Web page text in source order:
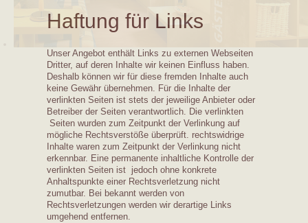
Haftung für Links
Unser Angebot enthält Links zu externen Webseiten
Dritter, auf deren Inhalte wir keinen Einfluss haben.
Deshalb können wir für diese fremden Inhalte auch
keine Gewähr übernehmen. Für die Inhalte der
verlinkten Seiten ist stets der jeweilige Anbieter oder
Betreiber der Seiten verantwortlich. Die verlinkten
Seiten wurden zum Zeitpunkt der Verlinkung auf
mögliche Rechtsverstöße überprüft. rechtswidrige
Inhalte waren zum Zeitpunkt der Verlinkung nicht
erkennbar. Eine permanente inhaltliche Kontrolle der
verlinkten Seiten ist jedoch ohne konkrete
Anhaltspunkte einer Rechtsverletzung nicht
zumutbar. Bei bekannt werden von
Rechtsverletzungen werden wir derartige Links
umgehend entfernen.